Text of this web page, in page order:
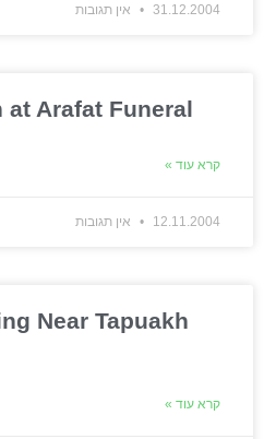
31.12.2004 אין תגובות
at Arafat Funeral
קרא עוד »
12.11.2004 אין תגובות
Near Tapuakh
קרא עוד »